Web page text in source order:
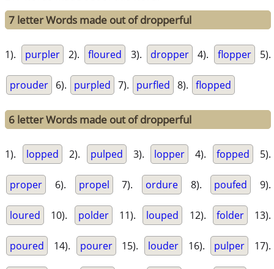
7 letter Words made out of dropperful
1). purpler 2). floured 3). dropper 4). flopper 5).
prouder 6). purpled 7). purfled 8). flopped
6 letter Words made out of dropperful
1). lopped 2). pulped 3). lopper 4). fopped 5).
proper 6). propel 7). ordure 8). poufed 9).
loured 10). polder 11). louped 12). folder 13).
poured 14). pourer 15). louder 16). pulper 17).